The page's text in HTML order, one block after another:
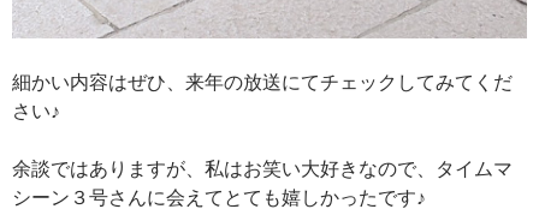
細かい内容はぜひ、来年の放送にてチェックしてみてくだ
さい♪
余談ではありますが、私はお笑い大好きなので、タイムマ
シーン３号さんに会えてとても嬉しかったです♪